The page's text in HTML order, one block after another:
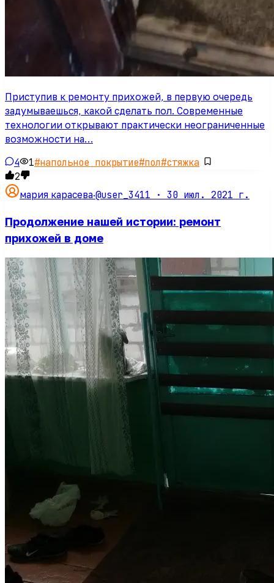
Приступив к ремонту прихожей, в первую очередь
задумываешься, какой сделать пол. Современные
технологии открывают практически неограниченные
возможности на…
4 1#напольное покрытие#пол#стяжка
2
мария карасева·@user_3411 · 30 июл. 2021 г.
Продолжение нашей истории: ремонт
прихожей в доме